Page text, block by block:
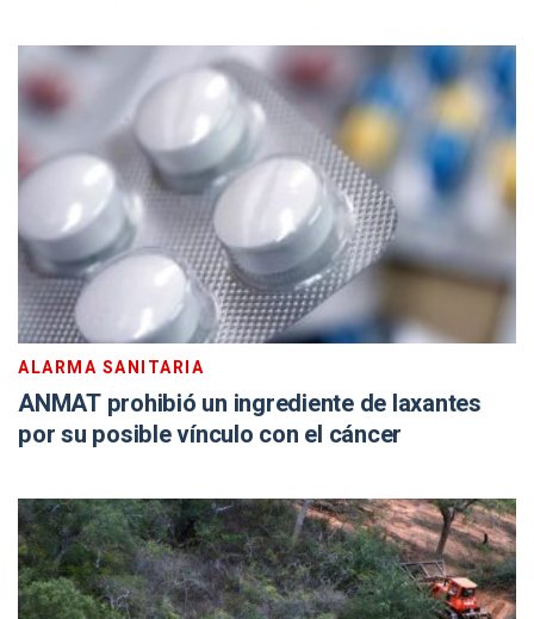
ALARMA SANITARIA
ANMAT prohibió un ingrediente de laxantes
por su posible vínculo con el cáncer